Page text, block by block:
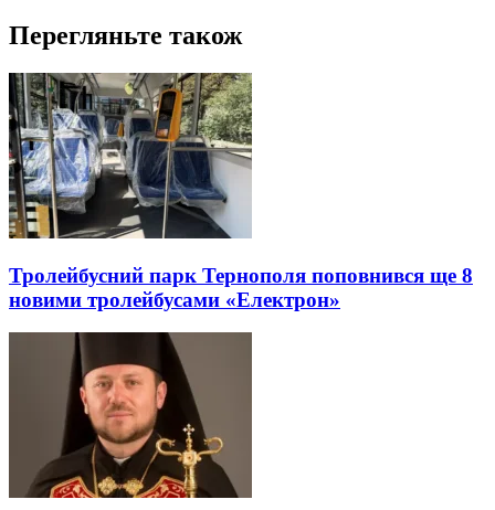
Перегляньте також
Тролейбусний парк Тернополя поповнився ще 8
новими тролейбусами «Електрон»